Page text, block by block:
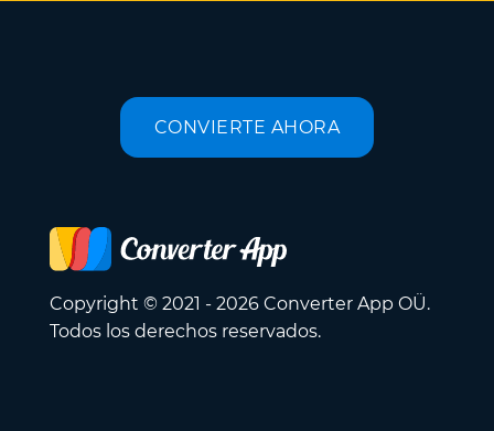
CONVIERTE AHORA
Copyright © 2021 - 2026 Converter App OÜ.
Todos los derechos reservados.